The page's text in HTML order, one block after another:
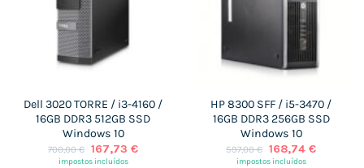
Dell 3020 TORRE / i3-4160 /
16GB DDR3 512GB SSD
Windows 10
700,00€ O
preço
167,73 €O
impostos incluídos
HP 8300 SFF / i5-3470 /
16GB DDR3 256GB SSD
Windows 10
597,00€ O
preço
168,74 €O
impostos incluídos